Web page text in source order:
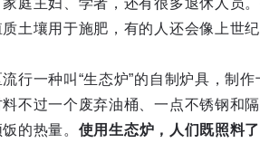
庭主妇、学者，还有很多退休人员
土壤用于施肥，有的人还会像上世
行一种叫“生态炉”的自制炉具，制
不过一个废弃油桶、一点不锈钢和
的热量。 使用生态炉，人们既照料